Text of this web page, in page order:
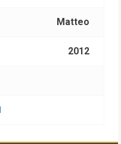
Matteo
2012